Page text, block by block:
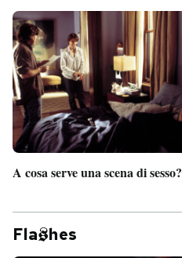
A cosa serve una scena di sesso?
Fla hes